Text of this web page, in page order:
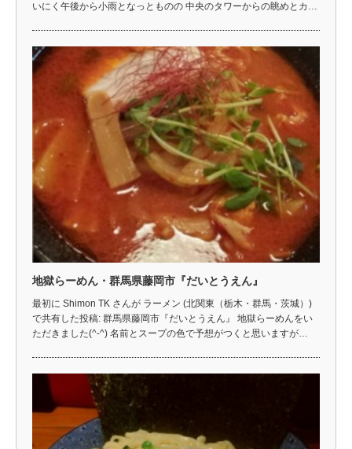
いにく午後から小雨となっとものの 中央のタワーからの眺めとカ…
地獄らーめん・群馬県藤岡市『だいとうえん』
最初に Shimon TK さんが ラーメン (北関東（栃木・群馬・茨城）)
で共有した投稿: 群馬県藤岡市『だいとうえん』 地獄らーめんをい
ただきました(^-^) 名前とスープの色で予想がつくと思いますが…